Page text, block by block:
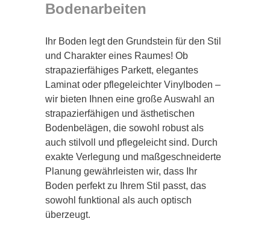
Bodenarbeiten
Ihr Boden legt den Grundstein für den Stil
und Charakter eines Raumes! Ob
strapazierfähiges Parkett, elegantes
Laminat oder pflegeleichter Vinylboden –
wir bieten Ihnen eine große Auswahl an
strapazierfähigen und ästhetischen
Bodenbelägen, die sowohl robust als
auch stilvoll und pflegeleicht sind. Durch
exakte Verlegung und maßgeschneiderte
Planung gewährleisten wir, dass Ihr
Boden perfekt zu Ihrem Stil passt, das
sowohl funktional als auch optisch
überzeugt.